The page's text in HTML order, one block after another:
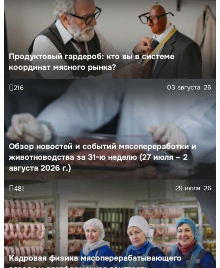
Продуктовый гардероб: кто вы в системе
координат мясного рынка?
Обзор новостей и событий мясопереработки и
животноводства за 31-ю неделю (27 июля – 2
августа 2026 г.)
03 августа '26
216
Кадровая физика мясоперерабатывающего
29 июля '26
481